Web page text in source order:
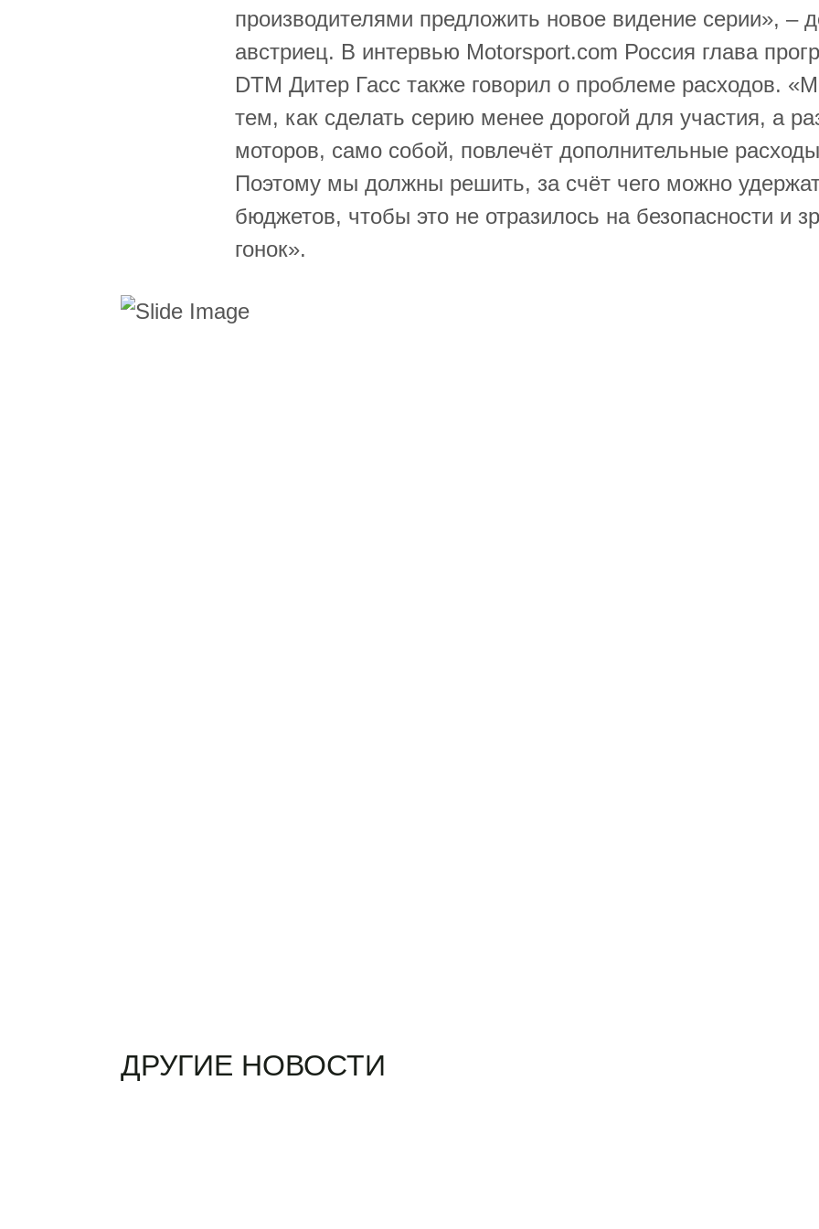
производителями предложить новое видение серии», –
австриец. В интервью Motorsport.com Россия глава
DTM Дитер Гасс также говорил о проблеме расходов.
тем, как сделать серию менее дорогой для участия, а
моторов, само собой, повлечёт дополнительные
Поэтому мы должны решить, за счёт чего можно
бюджетов, чтобы это не отразилось на безопасности и
гонок».
ДРУГИЕ НОВОСТИ